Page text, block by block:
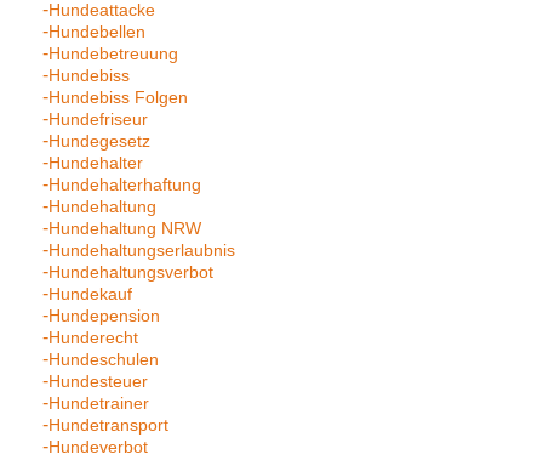
Hundeattacke
Hundebellen
Hundebetreuung
Hundebiss
Hundebiss Folgen
Hundefriseur
Hundegesetz
Hundehalter
Hundehalterhaftung
Hundehaltung
Hundehaltung NRW
Hundehaltungserlaubnis
Hundehaltungsverbot
Hundekauf
Hundepension
Hunderecht
Hundeschulen
Hundesteuer
Hundetrainer
Hundetransport
Hundeverbot